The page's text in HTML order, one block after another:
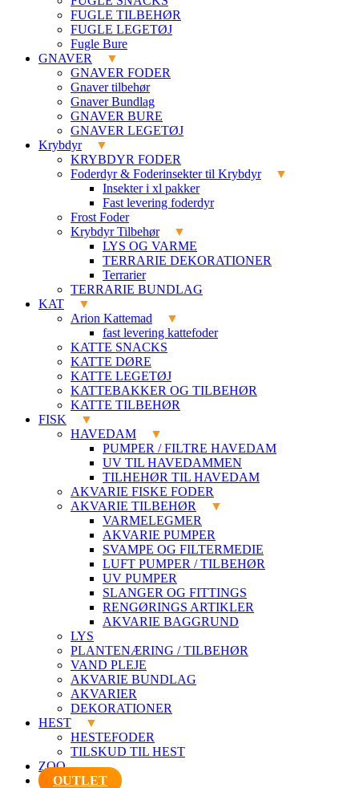
FUGLE TILBEHØR
FUGLE LEGETØJ
Fugle Bure
GNAVER
GNAVER FODER
Gnaver tilbehør
Gnaver Bundlag
GNAVER BURE
GNAVER LEGETØJ
Krybdyr
KRYBDYR FODER
Foderdyr & Foderinsekter til Krybdyr
Insekter i xl pakker
Fast levering foderdyr
Frost Foder
Krybdyr Tilbehør
LYS OG VARME
TERRARIE DEKORATIONER
Terrarier
TERRARIE BUNDLAG
KAT
Arion Kattemad
fast levering kattefoder
KATTE SNACKS
KATTE DØRE
KATTE LEGETØJ
KATTEBAKKER OG TILBEHØR
KATTE TILBEHØR
FISK
HAVEDAM
PUMPER / FILTRE HAVEDAM
UV TIL HAVEDAMMEN
TILHEHØR TIL HAVEDAM
AKVARIE FISKE FODER
AKVARIE TILBEHØR
VARMELEGMER
AKVARIE PUMPER
SVAMPE OG FILTERMEDIE
LUFT PUMPER / TILBEHØR
UV PUMPER
SLANGER OG FITTINGS
RENGØRINGS ARTIKLER
AKVARIE BAGGRUND
LYS
PLANTENÆRING / TILBEHØR
VAND PLEJE
AKVARIE BUNDLAG
AKVARIER
DEKORATIONER
HEST
HESTEFODER
TILSKUD TIL HEST
ZOO
OUTLET